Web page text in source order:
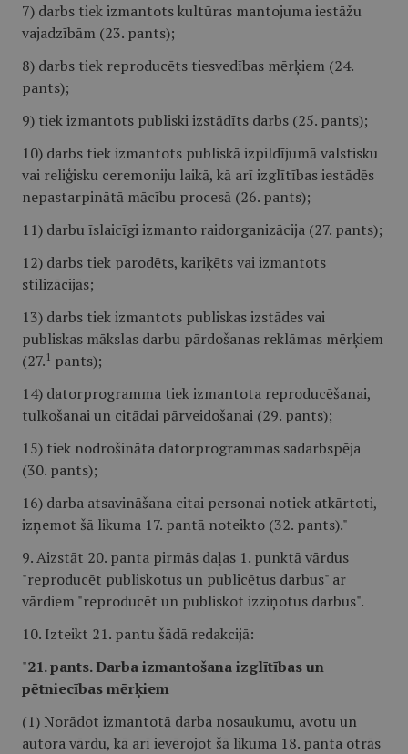
7) darbs tiek izmantots kultūras mantojuma iestāžu
vajadzībām (23. pants);
8) darbs tiek reproducēts tiesvedības mērķiem (24.
pants);
9) tiek izmantots publiski izstādīts darbs (25. pants);
10) darbs tiek izmantots publiskā izpildījumā valstisku
vai reliģisku ceremoniju laikā, kā arī izglītības iestādēs
nepastarpinātā mācību procesā (26. pants);
11) darbu īslaicīgi izmanto raidorganizācija (27. pants);
12) darbs tiek parodēts, kariķēts vai izmantots
stilizācijās;
13) darbs tiek izmantots publiskas izstādes vai
publiskas mākslas darbu pārdošanas reklāmas mērķiem
(27. 1 pants);
14) datorprogramma tiek izmantota reproducēšanai,
tulkošanai un citādai pārveidošanai (29. pants);
15) tiek nodrošināta datorprogrammas sadarbspēja
(30. pants);
16) darba atsavināšana citai personai notiek atkārtoti,
izņemot šā likuma 17. pantā noteikto (32. pants)."
9. Aizstāt 20. panta pirmās daļas 1. punktā vārdus
"reproducēt publiskotus un publicētus darbus" ar
vārdiem "reproducēt un publiskot izziņotus darbus".
10. Izteikt 21. pantu šādā redakcijā:
"21. pants. Darba izmantošana izglītības un
pētniecības mērķiem
(1) Norādot izmantotā darba nosaukumu, avotu un
autora vārdu, kā arī ievērojot šā likuma 18. panta otrās